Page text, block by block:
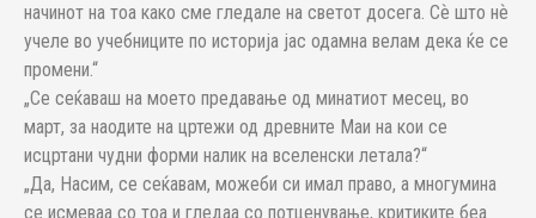
начинот на тоа како сме гледале на светот досега. Сѐ што нѐ
учеле во учебниците по историја јас одамна велам дека ќе се
промени.“
„Се сеќаваш на моето предавање од минатиот месец, во
март, за наодите на цртежи од древните Маи на кои се
исцртани чудни форми налик на вселенски летала?“
„Да, Насим, се сеќавам, можеби си имал право, а многумина
се исмеваа со тоа и гледаа со потценување, критиките беа